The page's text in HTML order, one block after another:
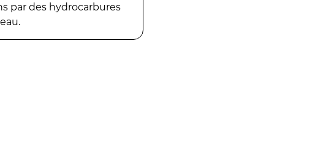
par des hydrocarbures